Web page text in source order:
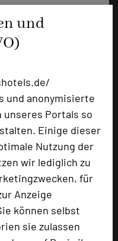
und
und anonymisierte
unseres Portals so
Einige dieser
Nutzung der
wir lediglich zu
für
Anzeige
können selbst
sie zulassen
add_circle